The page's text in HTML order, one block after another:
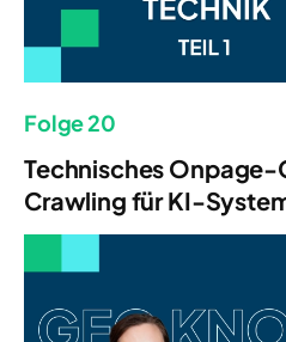
Folge 20
Technisches Onpage-
Crawling für KI-